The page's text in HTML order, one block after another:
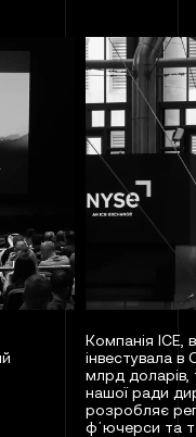
Компанія ICE,
інвестувала в
млрд доларів,
нашої ради
розробляє
фʼючерси та